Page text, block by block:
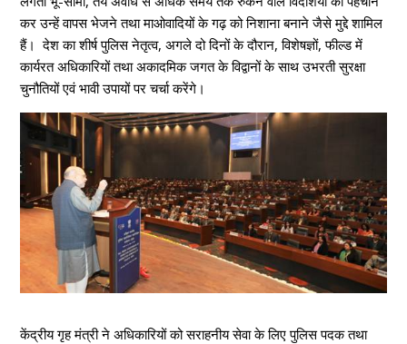
कर उन्हें वापस भेजने तथा माओवादियों के गढ़ को निशाना बनाने जैसे मुद्दे शामिल
हैं। देश का शीर्ष पुलिस नेतृत्व, अगले दो दिनों के दौरान, विशेषज्ञों, फील्ड में
कार्यरत अधिकारियों तथा अकादमिक जगत के विद्वानों के साथ उभरती सुरक्षा
चुनौतियों एवं भावी उपायों पर चर्चा करेंगे।
केंद्रीय गृह मंत्री ने अधिकारियों को सराहनीय सेवा के लिए पुलिस पदक तथा